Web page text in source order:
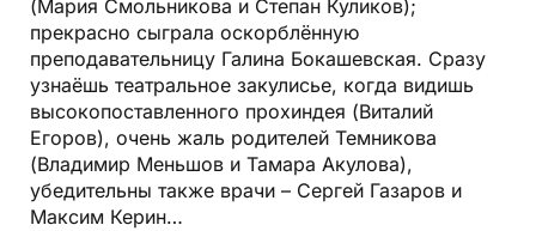
(Мария Смольникова и Степан Куликов);
прекрасно сыграла оскорблённую
преподавательницу Галина Бокашевская. Сразу
узнаёшь театральное закулисье, когда видишь
высокопоставленного прохиндея (Виталий
Егоров), очень жаль родителей Темникова
(Владимир Меньшов и Тамара Акулова),
убедительны также врачи – Сергей Газаров и
Максим Керин…